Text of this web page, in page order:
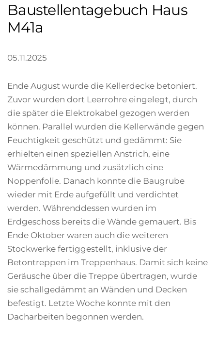
Baustellentagebuch Haus
M41a
05.11.2025
Ende August wurde die Kellerdecke betoniert.
Zuvor wurden dort Leerrohre eingelegt, durch
die später die Elektrokabel gezogen werden
können. Parallel wurden die Kellerwände gegen
Feuchtigkeit geschützt und gedämmt: Sie
erhielten einen speziellen Anstrich, eine
Wärmedämmung und zusätzlich eine
Noppenfolie. Danach konnte die Baugrube
wieder mit Erde aufgefüllt und verdichtet
werden. Währenddessen wurden im
Erdgeschoss bereits die Wände gemauert. Bis
Ende Oktober waren auch die weiteren
Stockwerke fertiggestellt, inklusive der
Betontreppen im Treppenhaus. Damit sich keine
Geräusche über die Treppe übertragen, wurde
sie schallgedämmt an Wänden und Decken
befestigt. Letzte Woche konnte mit den
Dacharbeiten begonnen werden.